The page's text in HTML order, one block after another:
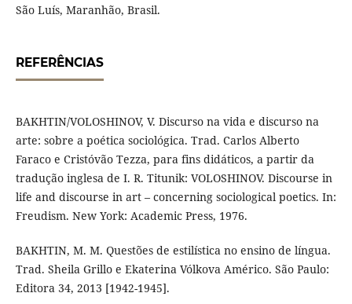
São Luís, Maranhão, Brasil.
REFERÊNCIAS
BAKHTIN/VOLOSHINOV, V. Discurso na vida e discurso na
arte: sobre a poética sociológica. Trad. Carlos Alberto
Faraco e Cristóvão Tezza, para fins didáticos, a partir da
tradução inglesa de I. R. Titunik: VOLOSHINOV. Discourse in
life and discourse in art – concerning sociological poetics. In:
Freudism. New York: Academic Press, 1976.
BAKHTIN, M. M. Questões de estilística no ensino de língua.
Trad. Sheila Grillo e Ekaterina Vólkova Américo. São Paulo:
Editora 34, 2013 [1942-1945].